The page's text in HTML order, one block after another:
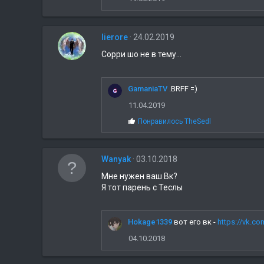
и
:
lierore 24.02.2019
Сорри шо не в тему...
GamaniaTV .BRFF =)
11.04.2019
С
и
м
а
и
и
ПонравилосьTheSedl
Wanyak 03.10.2018
Мне нужен ваш Вк?
Я тот парень с Теслы
Hokage1339 вот его вк - https://
04.10.2018